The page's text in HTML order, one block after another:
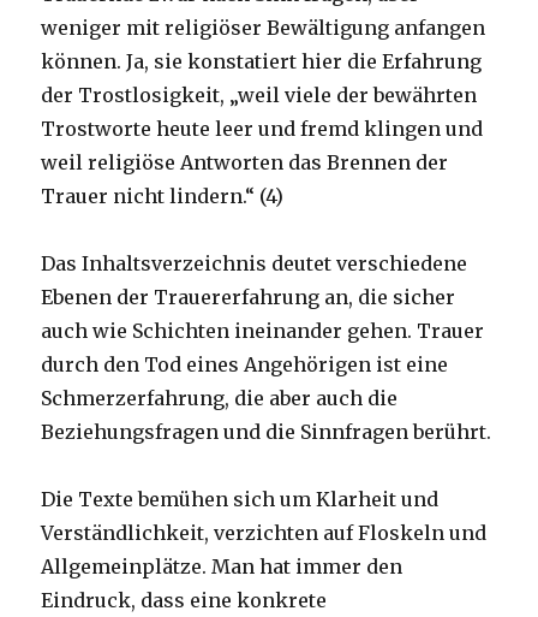
weniger mit religiöser Bewältigung anfangen
können. Ja, sie konstatiert hier die Erfahrung
der Trostlosigkeit, „weil viele der bewährten
Trostworte heute leer und fremd klingen und
weil religiöse Antworten das Brennen der
Trauer nicht lindern.“ (4)
Das Inhaltsverzeichnis deutet verschiedene
Ebenen der Trauererfahrung an, die sicher
auch wie Schichten ineinander gehen. Trauer
durch den Tod eines Angehörigen ist eine
Schmerzerfahrung, die aber auch die
Beziehungsfragen und die Sinnfragen berührt.
Die Texte bemühen sich um Klarheit und
Verständlichkeit, verzichten auf Floskeln und
Allgemeinplätze. Man hat immer den
Eindruck, dass eine konkrete